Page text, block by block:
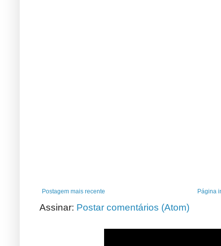
Postagem mais recente Página
Assinar: Postar comentários (Atom)